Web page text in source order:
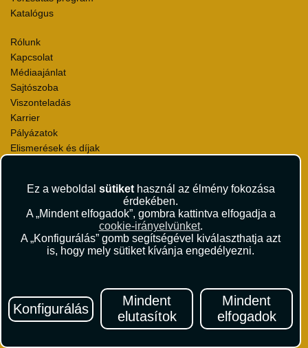
Ez a weboldal sütikethasznál az élmény fokozása
érdekében.
A „Mindent elfogadok”, gombra kattintva elfogadja a
cookie-irányelvünket.
A „Konfigurálás” gomb segítségével kiválaszthatja azt
is, hogy mely sütiket kívánja engedélyezni.
Konfigurálás
Mindent
elutasítok
Mindent
elfogadok
Katalógus
Rólunk
Kapcsolat
Médiaajánlat
Sajtószoba
Viszonteladás
Karrier
Pályázatok
Elismerések és díjak
Utazási Csomag Szerződési Feltételek
Útlemondás-biztosítás Szerződési Feltételek
Utasbiztosítás Szerződési Feltételek
Repülőjegy Szerződési Feltételek
Adatvédelem
Hírlevél
Iratkozzon fel Magyarország egyik legszínesebb utazási